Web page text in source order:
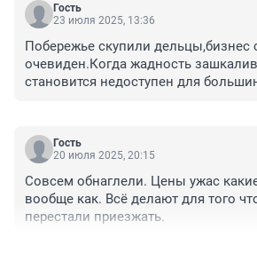
Гость
23 июля 2025, 13:36
Побережье скупили дельцы,бизнес
очевиден.Когда жадность
становится недоступен для
деятельности на благо народа
Гость
20 июля 2025, 20:15
Совсем обнаглели. Цены ужас
вообще как. Всё делают для того
перестали приезжать.